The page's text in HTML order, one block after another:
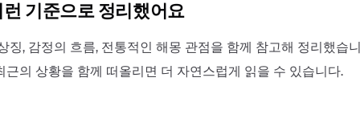
기준으로 정리했어요
징, 감정의 흐름, 전통적인 해몽 관점을 함께 참고해 정리했습
근의 상황을 함께 떠올리면 더 자연스럽게 읽을 수 있습니다.